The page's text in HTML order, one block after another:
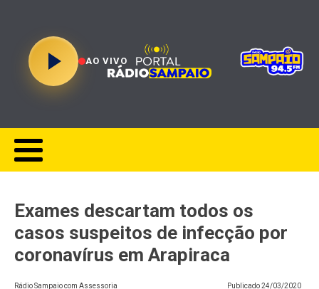
AO VIVO
Exames descartam todos os
casos suspeitos de infecção por
coronavírus em Arapiraca
Rádio Sampaio com Assessoria Publicado24/03/2020